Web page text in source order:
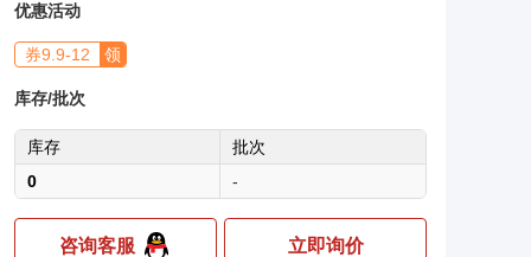
优惠活动
券9.9-12 领
库存/批次
库存
批次
0
-
咨询客服 立即询价